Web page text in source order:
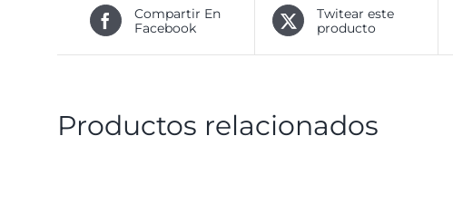
Compartir En
Facebook
Twitear este
producto
Productos relacionados